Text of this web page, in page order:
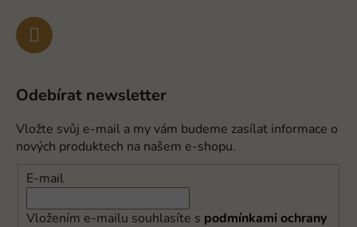
Odebírat newsletter
Vložte svůj e-mail a my vám budeme zasílat informace o
nových produktech na našem e-shopu.
E-mail
Vložením e-mailu souhlasíte s podmínkami ochrany